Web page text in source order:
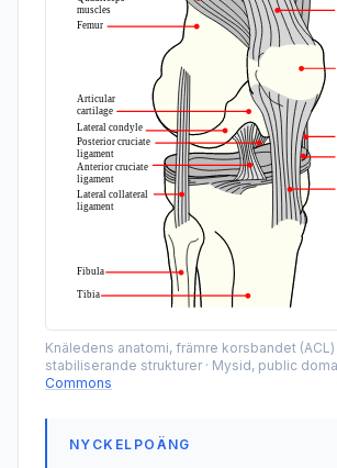
Knäledens anatomi, främre korsbandet
stabiliserande strukturer · Mysid, public
Commons
NYCKELPOÄNG